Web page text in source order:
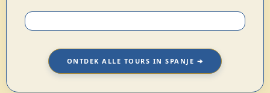
ONTDEK ALLE TOURS IN SPANJE ➔